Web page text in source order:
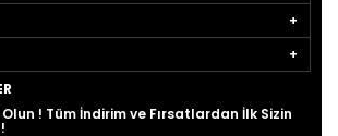
! Tüm İndirim ve Fırsatlardan İlk Sizin